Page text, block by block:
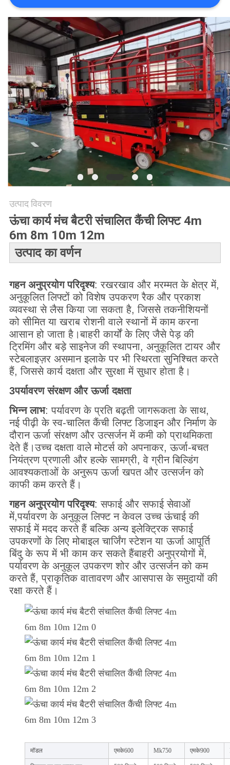
एक
उद्धरण
की
विनती
करे
साइटमैप
PRIVACY
POLICY
उत्पाद विवरण
ऊंचा कार्य मंच बैटरी संचालित कैंची लिफ्ट 4m
6m 8m 10m 12m
उत्पाद का वर्णन
गहन अनुप्रयोग परिदृश्य: रखरखाव और मरम्मत के क्षेत्र में,
अनुकूलित लिफ्टों को विशेष उपकरण रैक और प्रकाश
व्यवस्था से लैस किया जा सकता है, जिससे तकनीशियनों
को सीमित या खराब रोशनी वाले स्थानों में काम करना
आसान हो जाता है।बाहरी कार्यों के लिए जैसे पेड़ की
ट्रिमिंग और बड़े साइनेज की स्थापना, अनुकूलित टायर और
स्टेबलाइज़र असमान इलाके पर भी स्थिरता सुनिश्चित करते
हैं, जिससे कार्य दक्षता और सुरक्षा में सुधार होता है।
3पर्यावरण संरक्षण और ऊर्जा दक्षता
भिन्न लाभ: पर्यावरण के प्रति बढ़ती जागरूकता के साथ,
नई पीढ़ी के स्व-चालित कैंची लिफ्ट डिजाइन और निर्माण के
दौरान ऊर्जा संरक्षण और उत्सर्जन में कमी को प्राथमिकता
देते हैं।उच्च दक्षता वाले मोटर्स को अपनाकर, ऊर्जा-बचत
नियंत्रण प्रणाली और हल्के सामग्री, वे ग्रीन बिल्डिंग
आवश्यकताओं के अनुरूप ऊर्जा खपत और उत्सर्जन को
काफी कम करते हैं।
गहन अनुप्रयोग परिदृश्य: सफाई और सफाई सेवाओं
में,पर्यावरण के अनुकूल लिफ्ट न केवल उच्च ऊंचाई की
सफाई में मदद करते हैं बल्कि अन्य इलेक्ट्रिक सफाई
उपकरणों के लिए मोबाइल चार्जिंग स्टेशन या ऊर्जा आपूर्ति
बिंदु के रूप में भी काम कर सकते हैंबाहरी अनुप्रयोगों में,
पर्यावरण के अनुकूल उपकरण शोर और उत्सर्जन को कम
करते हैं, प्राकृतिक वातावरण और आसपास के समुदायों की
रक्षा करते हैं।
मॉडल एमके600 Mk750 एमके900